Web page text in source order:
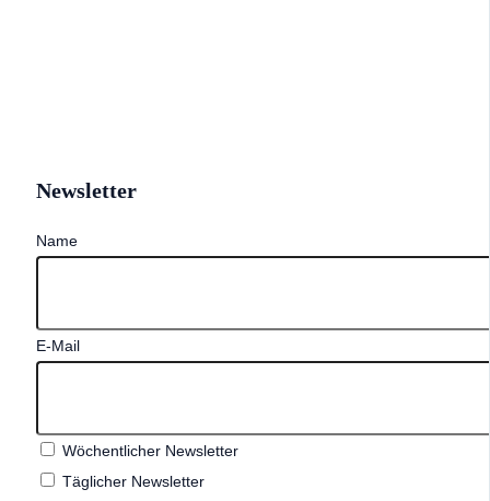
Newsletter
Name
E-Mail
Wöchentlicher Newsletter
Täglicher Newsletter